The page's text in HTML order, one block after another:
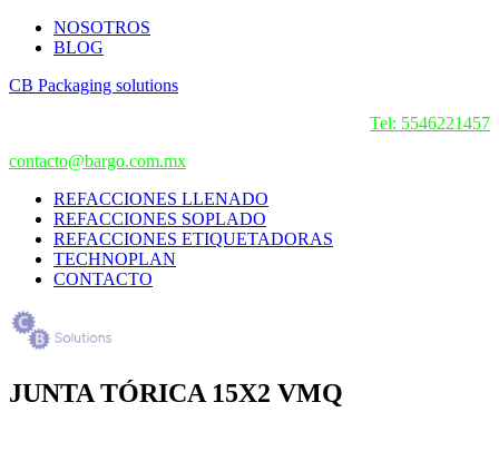
NOSOTROS
BLOG
CB Packaging solutions
Tel: 5546221457
contacto@bargo.com.mx
REFACCIONES LLENADO
REFACCIONES SOPLADO
REFACCIONES ETIQUETADORAS
TECHNOPLAN
CONTACTO
JUNTA TÓRICA 15X2 VMQ